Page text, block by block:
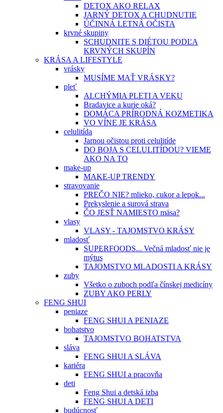
DETOX AKO RELAX
JARNÝ DETOX A CHUDNUTIE
ÚČINNÁ LETNÁ OČISTA
krvné skupiny
SCHUDNITE S DIÉTOU PODĽA
KRVNÝCH SKUPÍN
KRÁSA A LIFESTYLE
vrásky
MUSÍME MAŤ VRÁSKY?
pleť
ALCHÝMIA PLETI A VEKU
Bradavice a kurie oká?
DOMÁCA PRÍRODNÁ KOZMETIKA
VO VÍNE JE KRÁSA
celulitída
Jarnou očistou proti celulitíde
DO BOJA S CELULITÍDOU? VIEME
AKO NA TO
make-up
MAKE-UP TRENDY
stravovanie
PREČO NIE? mlieko, cukor a lepok...
Prekyslenie a surová strava
ČO JESŤ NAMIESTO mäsa?
vlasy
VLASY - TAJOMSTVO KRÁSY
mladosť
SUPERFOODS... Večná mladosť nie je
mýtus
TAJOMSTVO MLADOSTI A KRÁSY
zuby
Všetko o zuboch podľa čínskej medicíny
ZUBY AKO PERLY
FENG SHUI
peniaze
FENG SHUI A PENIAZE
bohatstvo
TAJOMSTVO BOHATSTVA
sláva
FENG SHUI A SLÁVA
kariéra
FENG SHUI a pracovňa
deti
Feng Shui a detská izba
FENG SHUI A DETI
budúcnosť